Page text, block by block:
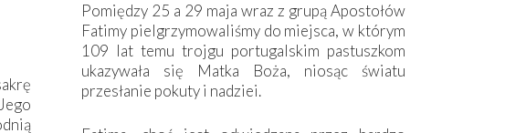
Pomiędzy 25 a 29 maja wraz z grupą Apostołów
Fatimy pielgrzymowaliśmy do miejsca, w którym
109 lat temu trojgu portugalskim pastuszkom
ukazywała się Matka Boża, niosąc światu
przesłanie pokuty i nadziei.